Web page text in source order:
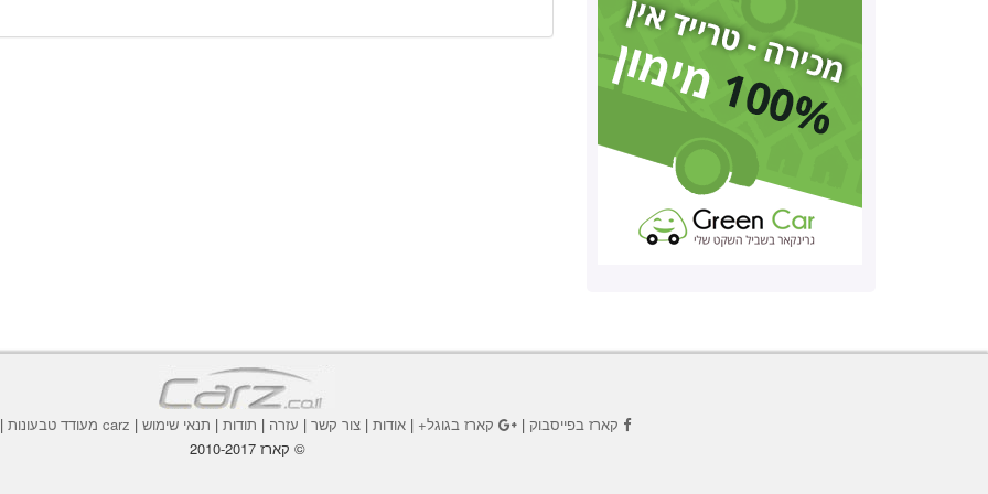
קארז בפייסבוק | קארז בגוגל+ | אודות | צור קשר | עזרה | תודות | תנאי שימוש | carz מעודד טבעונות |
© קארז 2010-2017